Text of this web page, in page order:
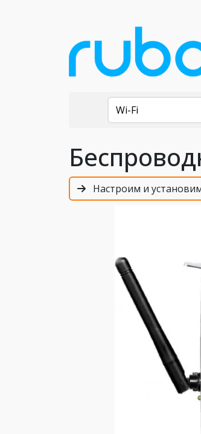
Каталог
Wi-Fi
Настроим и